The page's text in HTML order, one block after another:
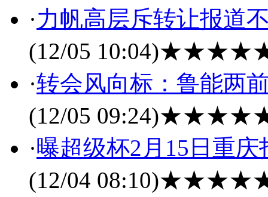
·力帆高层斥转让报道
(12/05 10:04)
·转会风向标：鲁能两
(12/05 09:24)
·曝超级杯2月15日重
(12/04 08:10)